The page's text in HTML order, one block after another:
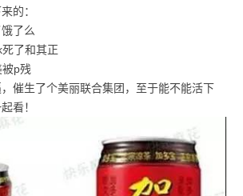
的：
了么
了和其正
被p残
催生了个美丽联合集团，至于能不能活下
看！